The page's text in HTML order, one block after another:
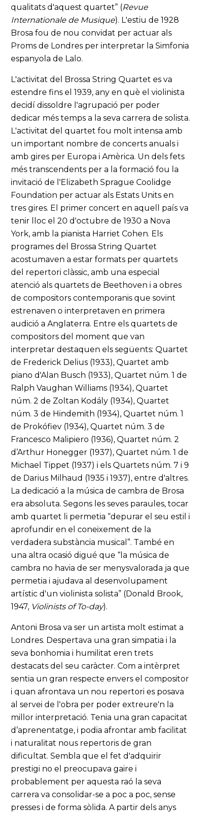
qualitats d'aquest quartet” (Revue
Internationale de Musique). L'estiu de 1928
Brosa fou de nou convidat per actuar als
Proms de Londres per interpretar la Simfonia
espanyola de Lalo.
L'activitat del Brossa String Quartet es va
estendre fins el 1939, any en què el violinista
decidí dissoldre l'agrupació per poder
dedicar més temps a la seva carrera de solista.
L'activitat del quartet fou molt intensa amb
un important nombre de concerts anuals i
amb gires per Europa i Amèrica. Un dels fets
més transcendents per a la formació fou la
invitació de l'Elizabeth Sprague Coolidge
Foundation per actuar als Estats Units en
tres gires. El primer concert en aquell país va
tenir lloc el 20 d'octubre de 1930 a Nova
York, amb la pianista Harriet Cohen. Els
programes del Brossa String Quartet
acostumaven a estar formats per quartets
del repertori clàssic, amb una especial
atenció als quartets de Beethoven i a obres
de compositors contemporanis que sovint
estrenaven o interpretaven en primera
audició a Anglaterra. Entre els quartets de
compositors del moment que van
interpretar destaquen els següents: Quartet
de Frederick Delius (1933), Quartet amb
piano d'Alan Busch (1933), Quartet núm. 1 de
Ralph Vaughan Williams (1934), Quartet
núm. 2 de Zoltan Kodály (1934), Quartet
núm. 3 de Hindemith (1934), Quartet núm. 1
de Prokófiev (1934), Quartet núm. 3 de
Francesco Malipiero (1936), Quartet núm. 2
d’Arthur Honegger (1937), Quartet núm. 1 de
Michael Tippet (1937) i els Quartets núm. 7 i 9
de Darius Milhaud (1935 i 1937), entre d'altres.
La dedicació a la música de cambra de Brosa
era absoluta. Segons les seves paraules, tocar
amb quartet li permetia “depurar el seu estil i
aprofundir en el coneixement de la
verdadera substància musical”. També en
una altra ocasió digué que “la música de
cambra no havia de ser menysvalorada ja que
permetia i ajudava al desenvolupament
artístic d'un violinista solista” (Donald Brook,
1947, Violinists of To-day).
Antoni Brosa va ser un artista molt estimat a
Londres. Despertava una gran simpatia i la
seva bonhomia i humilitat eren trets
destacats del seu caràcter. Com a intèrpret
sentia un gran respecte envers el compositor
i quan afrontava un nou repertori es posava
al servei de l'obra per poder extreure'n la
millor interpretació. Tenia una gran capacitat
d’aprenentatge, i podia afrontar amb facilitat
i naturalitat nous repertoris de gran
dificultat. Sembla que el fet d'adquirir
prestigi no el preocupava gaire i
probablement per aquesta raó la seva
carrera va consolidar-se a poc a poc, sense
presses i de forma sòlida. A partir dels anys